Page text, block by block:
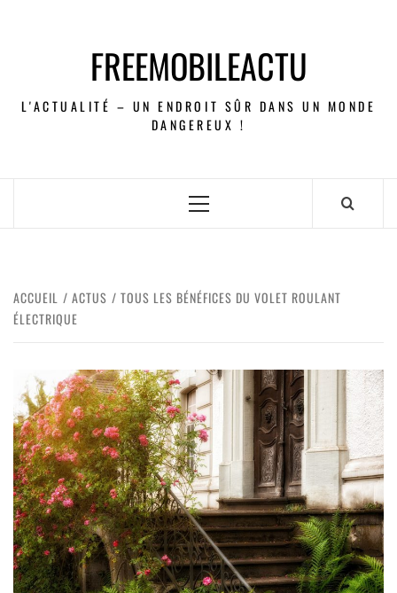
FREEMOBILEACTU
L'ACTUALITÉ – UN ENDROIT SÛR DANS UN MONDE
DANGEREUX !
ACCUEIL ACTUS
TOUS LES BÉNÉFICES DU VOLET ROULANT
ÉLECTRIQUE